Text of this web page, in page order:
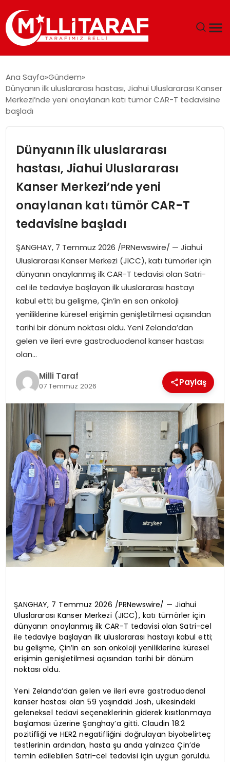
ÖZEL SAYFALAR
EKONOMI
SPOR
SIYASET
MAGAZIN
Ana Sayfa Gündem
Dünyanın ilk uluslararası hastası, Jiahui Uluslararası Kanser
Merkezi’nde yeni onaylanan katı tümör CAR-T tedavisine
başladı
Dünyanın ilk uluslararası
hastası, Jiahui Uluslararası
Kanser Merkezi’nde yeni
onaylanan katı tümör CAR-T
tedavisine başladı
ŞANGHAY, 7 Temmuz 2026 /PRNewswire/ — Jiahui
Uluslararası Kanser Merkezi (JICC), katı tümörler için
dünyanın onaylanmış ilk CAR-T tedavisi olan Satri-
cel ile tedaviye başlayan ilk uluslararası hastayı
kabul etti; bu gelişme, Çin’in en son onkoloji
yeniliklerine küresel erişimin genişletilmesi açısından
tarihi bir dönüm noktası oldu. Yeni Zelanda’dan
gelen ve ileri evre gastroduodenal kanser hastası
olan…
Milli Taraf
07 Temmuz 2026 Paylaş
ŞANGHAY, 7 Temmuz 2026 /PRNewswire/ — Jiahui
Uluslararası Kanser Merkezi (JICC), katı tümörler için
dünyanın onaylanmış ilk CAR-T tedavisi olan Satri-cel
ile tedaviye başlayan ilk uluslararası hastayı kabul etti;
bu gelişme, Çin’in en son onkoloji yeniliklerine küresel
erişimin genişletilmesi açısından tarihi bir dönüm
noktası oldu.
Yeni Zelanda’dan gelen ve ileri evre gastroduodenal
kanser hastası olan 59 yaşındaki Josh, ülkesindeki
geleneksel tedavi seçeneklerinin giderek kısıtlanmaya
başlaması üzerine Şanghay’a gitti. Claudin 18.2
pozitifliği ve HER2 negatifliğini doğrulayan biyobelirteç
testlerinin ardından, hasta şu anda yalnızca Çin’de
temin edilebilen Satri-cel tedavisi için uygun görüldü.